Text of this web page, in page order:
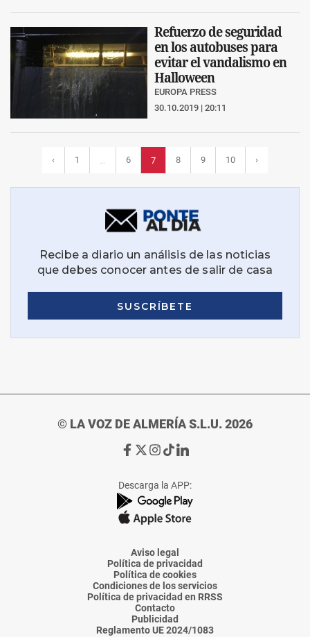
Refuerzo de seguridad
en los autobuses para
evitar el vandalismo en
Halloween
EUROPA PRESS
30.10.2019 | 20:11
‹ 1 6 7 8 9 10 ›
© LA VOZ DE ALMERÍA S.L.U. 2026
Ir
de
La
Voz
Almería
Ir
de
La
Voz
Almería
Ir
de
La
Voz
Almería
Ir
de
La
Voz
Almería
Ir
de
La
Voz
Descarga la APP:
Aviso legal
Política de privacidad
Política de cookies
Condiciones de los servicios
Política de privacidad en RRSS
Contacto
Publicidad
Reglamento UE 2024/1083